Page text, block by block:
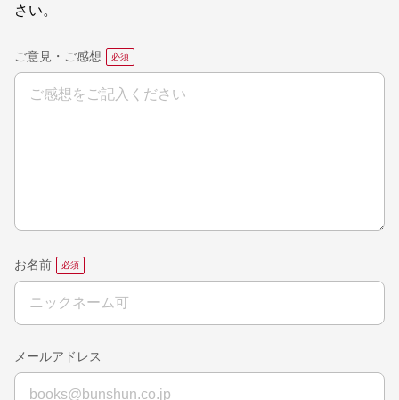
さい。
ご意見・ご感想
お名前
メールアドレス